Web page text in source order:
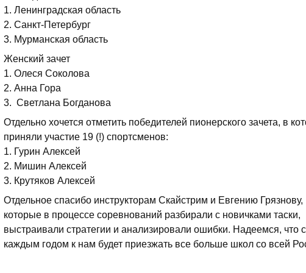
1. Ленинградская область
2. Санкт-Петербург
3. Мурманская область
Женский зачет
1. Олеся Соколова
2. ⁠Анна Гора
3. ⁠ Светлана Богданова
Отдельно хочется отметить победителей пионерского зачета, в
приняли участие 19 (!) спортсменов:
1. Гурин Алексей
2. ⁠Мишин Алексей
3. ⁠Крутяков Алексей
Отдельное спасибо инструкторам Скайстрим и Евгению Грязнову,
которые в процессе соревнований разбирали с новичками таски,
выстраивали стратегии и анализировали ошибки. Надеемся, что с
каждым годом к нам будет приезжать все больше школ со всей